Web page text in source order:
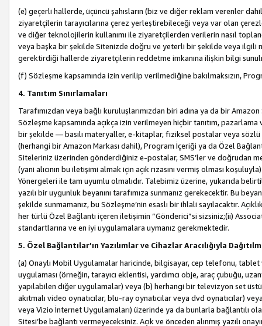
(e) geçerli hallerde, üçüncü şahısların (biz ve diğer reklam verenler
ziyaretçilerin tarayıcılarına çerez yerleştirebileceği veya var olan
ve diğer teknolojilerin kullanımı ile ziyaretçilerden verilerin nasıl
veya başka bir şekilde Sitenizde doğru ve yeterli bir şekilde veya ilgili
gerektirdiği hallerde ziyaretçilerin reddetme imkanına ilişkin bilgi
(f) Sözleşme kapsamında izin verilip verilmediğine bakılmaksızın,
4. Tanıtım Sınırlamaları
Tarafımızdan veya bağlı kuruluşlarımızdan biri adına ya da bir
Sözleşme kapsamında açıkça izin verilmeyen hiçbir tanıtım,
bir şekilde — basılı materyaller, e-kitaplar, fiziksel postalar veya sözlü
(herhangi bir Amazon Markası dahil), Program İçeriği ya da Özel
Siteleriniz üzerinden gönderdiğiniz e-postalar, SMS’ler ve doğrudan
(yani alıcının bu iletişimi almak için açık rızasını vermiş olması
Yönergeleri ile tam uyumlu olmalıdır. Talebimiz üzerine, yukarıda
yazılı bir uygunluk beyanını tarafımıza sunmanız gerekecektir. Bu
şekilde sunmamanız, bu Sözleşme’nin esaslı bir ihlali sayılacaktır.
her türlü Özel Bağlantı içeren iletişimin “Gönderici”si sizsiniz;(ii)
standartlarına ve en iyi uygulamalara uymanız gerekmektedir.
5. Özel Bağlantılar’ın Yazılımlar ve Cihazlar Aracılığıyla
(a) Onaylı Mobil Uygulamalar haricinde, bilgisayar, cep telefonu,
uygulaması (örneğin, tarayıcı eklentisi, yardımcı obje, araç çubuğu,
yapılabilen diğer uygulamalar) veya (b) herhangi bir televizyon set
akıtmalı video oynatıcılar, blu-ray oynatıcılar veya dvd oynatıcılar)
veya Vizio İnternet Uygulamaları) üzerinde ya da bunlarla bağlantılı
Sitesi’be bağlantı vermeyeceksiniz. Açık ve önceden alınmış yazılı